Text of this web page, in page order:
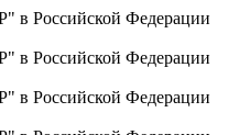
в Российской Федерации
в Российской Федерации
в Российской Федерации